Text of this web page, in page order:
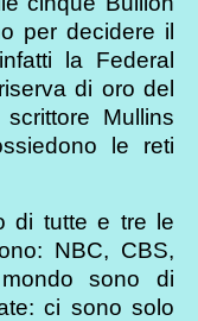
per decidere il
la Federal
di oro del
Mullins
le reti
di tutte e tre le
NBC, CBS,
sono di
ci sono solo